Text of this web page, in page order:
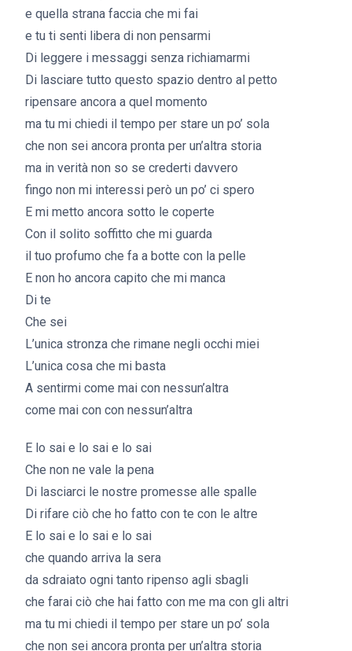
e quella strana faccia che mi fai
e tu ti senti libera di non pensarmi
Di leggere i messaggi senza richiamarmi
Di lasciare tutto questo spazio dentro al petto
ripensare ancora a quel momento
ma tu mi chiedi il tempo per stare un po’ sola
che non sei ancora pronta per un’altra storia
ma in verità non so se crederti davvero
fingo non mi interessi però un po’ ci spero
E mi metto ancora sotto le coperte
Con il solito soffitto che mi guarda
il tuo profumo che fa a botte con la pelle
E non ho ancora capito che mi manca
Di te
Che sei
L’unica stronza che rimane negli occhi miei
L’unica cosa che mi basta
A sentirmi come mai con nessun’altra
come mai con con nessun’altra
E lo sai e lo sai e lo sai
Che non ne vale la pena
Di lasciarci le nostre promesse alle spalle
Di rifare ciò che ho fatto con te con le altre
E lo sai e lo sai e lo sai
che quando arriva la sera
da sdraiato ogni tanto ripenso agli sbagli
che farai ciò che hai fatto con me ma con gli altri
ma tu mi chiedi il tempo per stare un po’ sola
che non sei ancora pronta per un’altra storia